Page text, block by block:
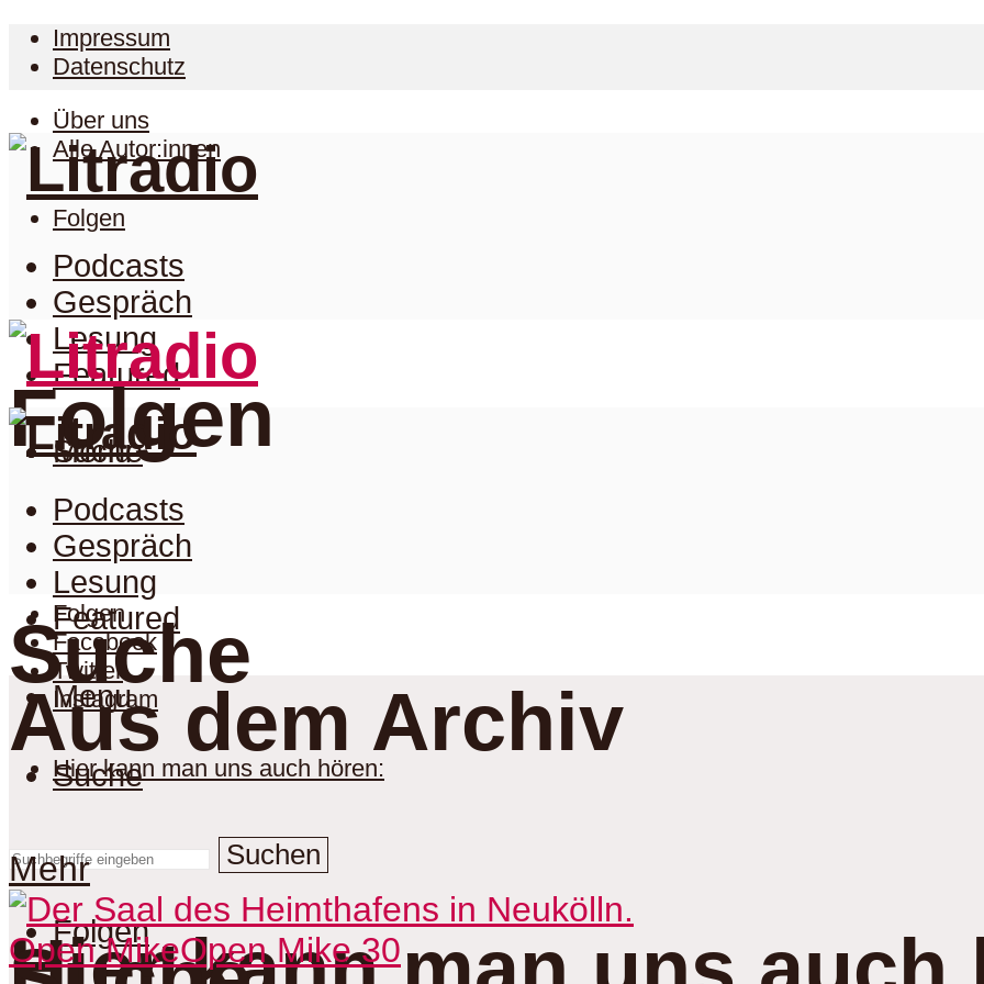
Impressum
Datenschutz
Über uns
Alle Autor:innen
Folgen
Folgen
Folgen
Facebook
Twitter
Instagram
Hier kann man uns auch hören:
Podcasts
Gespräch
Lesung
Featured
Menu
Suche
Suche
Suchen
Folgen
Podcasts
Gespräch
Lesung
Featured
Menu
Suche
Aus dem Archiv
Mehr
Open MikeOpen Mike 30